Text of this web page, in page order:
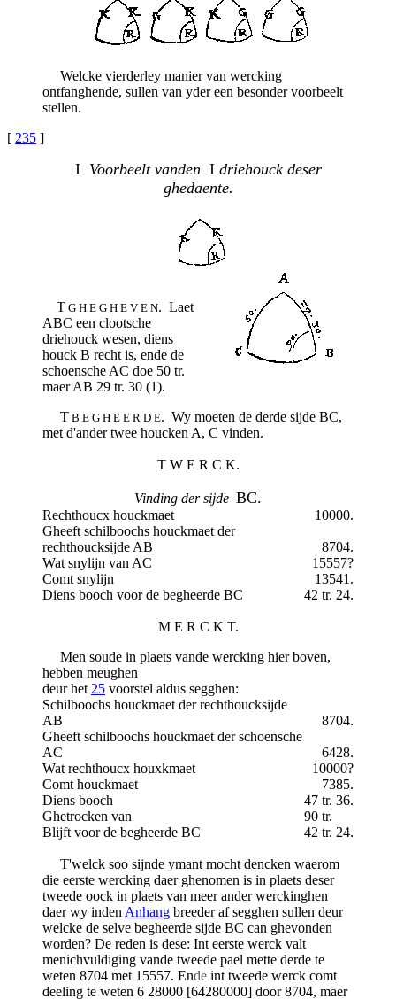
Welcke vierderley manier van wercking
ontfanghende, sullen van yder een besonder voorbeelt
stellen.
[ 235 ]
I Voorbeelt vanden I driehouck deser
ghedaente.
T G H E G H E V E N. Laet
ABC een clootsche
driehouck wesen, diens
houck B recht is, ende de
schoensche AC doe 50 tr.
maer AB 29 tr. 30 (1).
T B E G H E E R D E. Wy moeten de derde sijde BC,
met d'ander twee houcken A, C vinden.
T W E R C K.
Vinding der sijde BC.
Rechthoucx houckmaet
10000.
Gheeft schilboochs houckmaet der
rechthoucksijde AB
8704.
Wat snylijn van AC
15557?
Comt snylijn
13541.
Diens booch voor de begheerde BC
42 tr. 24.
M E R C K T.
Men soude in plaets vande wercking hier boven,
hebben meughen
deur het 25 voorstel aldus segghen:
Schilboochs houckmaet der rechthoucksijde
AB
8704.
Gheeft schilboochs houckmaet der schoensche
AC
6428.
Wat rechthoucx houxkmaet
10000?
Comt houckmaet
7385.
Diens booch
47 tr. 36.
Ghetrocken van
90 tr.
Blijft voor de begheerde BC
42 tr. 24.
T'welck soo sijnde ymant mocht dencken waerom
die eerste wercking daer ghenomen is in plaets deser
tweede oock in plaets van meer ander werckinghen
daer wy inden Anhang breeder af segghen sullen deur
welcke de selve begheerde sijde BC can ghevonden
worden? De reden is dese: Int eerste werck valt
menichvuldiging vande tweede pael mette derde te
weten 8704 met 15557. Ende int tweede werck comt
deeling te weten 6 28000 [64280000] door 8704, maer